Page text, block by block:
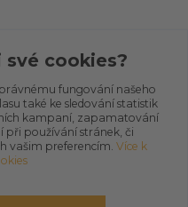
své cookies?
fungování našeho
také ke sledování statistik
kampaní, zapamatování
při používání stránek, či
vašim preferencím. Více k